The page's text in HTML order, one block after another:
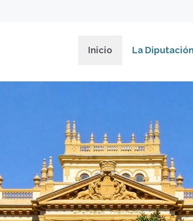
Inicio La Diputación